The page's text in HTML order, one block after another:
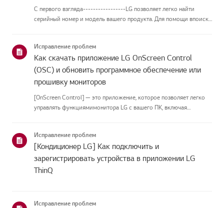
С первого взгляда-----------------LG позволяет легко найти
серийный номер и модель вашего продукта. Для помощи впоиске
руководство создано...
Исправление проблем
Как скачать приложение LG OnScreen Control
(OSC) и обновить программное обеспечение или
прошивку мониторов
[OnScreen Control] — это приложение, которое позволяет легко
управлять функциямимонитора LG с вашего ПК, включая
приложение для вашей ...
Исправление проблем
[Кондиционер LG] Как подключить и
зарегистрировать устройства в приложении LG
ThinQ
Исправление проблем